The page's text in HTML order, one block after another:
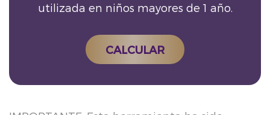
utilizada en niños mayores de 1 año.
CALCULAR